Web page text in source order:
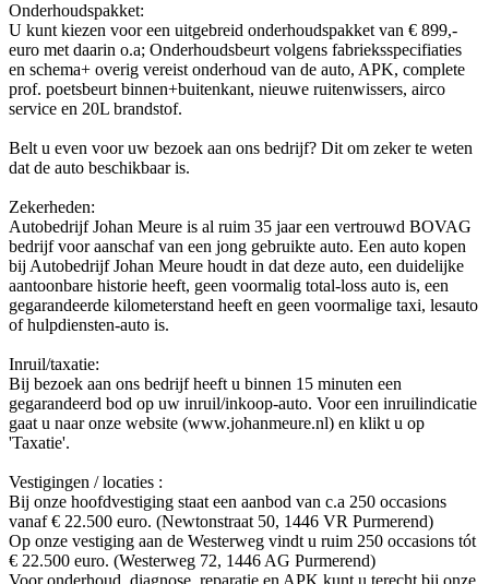
Onderhoudspakket:
U kunt kiezen voor een uitgebreid onderhoudspakket van € 899,-
euro met daarin o.a; Onderhoudsbeurt volgens fabrieksspecifiaties
en schema+ overig vereist onderhoud van de auto, APK, complete
prof. poetsbeurt binnen+buitenkant, nieuwe ruitenwissers, airco
service en 20L brandstof.
Belt u even voor uw bezoek aan ons bedrijf? Dit om zeker te weten
dat de auto beschikbaar is.
Zekerheden:
Autobedrijf Johan Meure is al ruim 35 jaar een vertrouwd BOVAG
bedrijf voor aanschaf van een jong gebruikte auto. Een auto kopen
bij Autobedrijf Johan Meure houdt in dat deze auto, een duidelijke
aantoonbare historie heeft, geen voormalig total-loss auto is, een
gegarandeerde kilometerstand heeft en geen voormalige taxi, lesauto
of hulpdiensten-auto is.
Inruil/taxatie:
Bij bezoek aan ons bedrijf heeft u binnen 15 minuten een
gegarandeerd bod op uw inruil/inkoop-auto. Voor een inruilindicatie
gaat u naar onze website (www.johanmeure.nl) en klikt u op
'Taxatie'.
Vestigingen / locaties :
Bij onze hoofdvestiging staat een aanbod van c.a 250 occasions
vanaf € 22.500 euro. (Newtonstraat 50, 1446 VR Purmerend)
Op onze vestiging aan de Westerweg vindt u ruim 250 occasions tót
€ 22.500 euro. (Westerweg 72, 1446 AG Purmerend)
Voor onderhoud, diagnose, reparatie en APK kunt u terecht bij onze